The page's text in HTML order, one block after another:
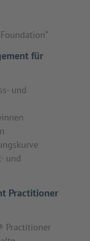
für
und
und
Practitioner
Practitioner